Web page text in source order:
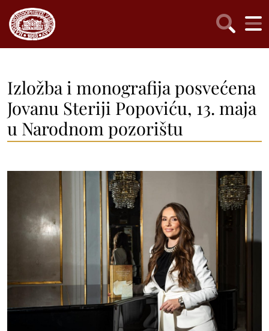
Izložba i monografija posvećena
Jovanu Steriji Popoviću, 13. maja
u Narodnom pozorištu